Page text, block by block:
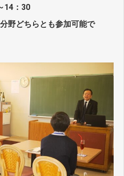
14：30
野どちらとも参加可能で